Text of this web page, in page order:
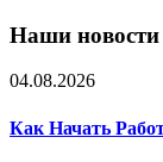
Наши новости
04.08.2026
Как Начать